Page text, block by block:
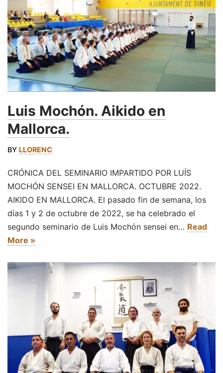
Luis Mochón. Aikido en
Mallorca.
BY LLORENC
CRÓNICA DEL SEMINARIO IMPARTIDO POR LUÍS
MOCHÓN SENSEI EN MALLORCA. OCTUBRE 2022.
AIKIDO EN MALLORCA. El pasado fin de semana, los
días 1 y 2 de octubre de 2022, se ha celebrado el
segundo seminario de Luis Mochón sensei en… Read
More »